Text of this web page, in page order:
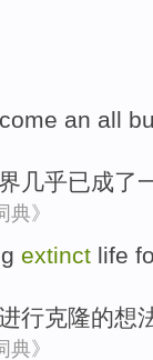
an all
几乎已成了
》
extinct life
行克隆的想
》